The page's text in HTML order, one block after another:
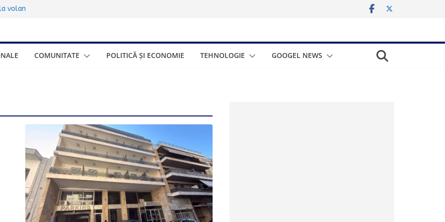
17 ani:
gratuiteCOMUNITATE POLITICĂ ȘI ECONOMIE TEHNOLOGIE GOOGEL NEWS